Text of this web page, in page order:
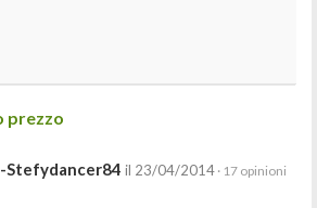
prezzo
Stefydancer84 il 23/04/2014 · 17 opinioni